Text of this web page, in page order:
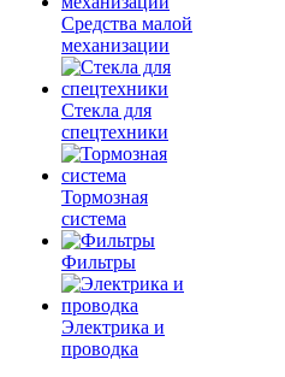
Средства малой
механизации
Стекла для
спецтехники
Тормозная
система
Фильтры
Электрика и
проводка